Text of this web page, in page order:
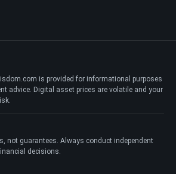
is provided for informational purposes
advice. Digital asset prices are volatile and your
not guarantees. Always conduct independent
decisions.